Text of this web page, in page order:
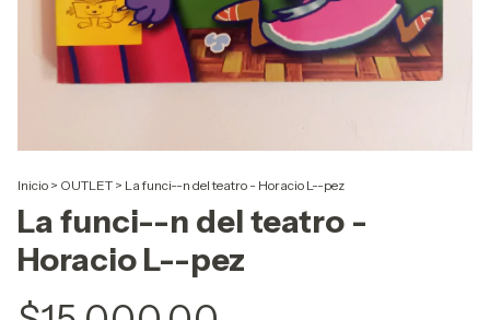
Inicio > OUTLET > La funci--n del teatro - Horacio L--pez
La funci--n del teatro -
Horacio L--pez